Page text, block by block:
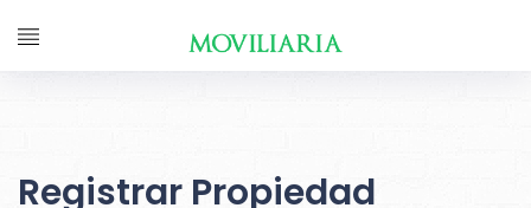
Registrar Propiedad